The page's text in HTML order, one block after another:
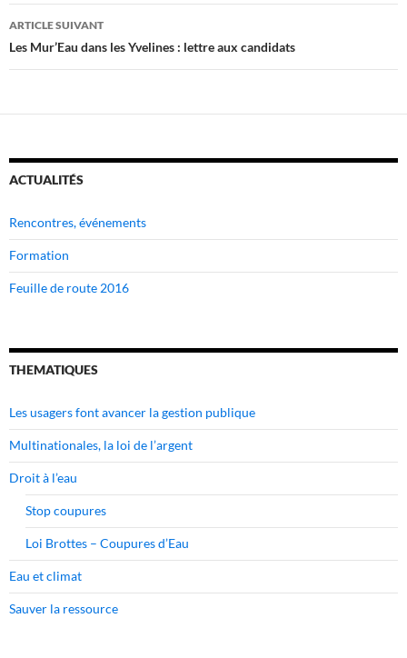
articles
ARTICLE SUIVANT
Les Mur’Eau dans les Yvelines : lettre aux candidats
ACTUALITÉS
Rencontres, événements
Formation
Feuille de route 2016
THEMATIQUES
Les usagers font avancer la gestion publique
Multinationales, la loi de l’argent
Droit à l’eau
Stop coupures
Loi Brottes – Coupures d’Eau
Eau et climat
Sauver la ressource